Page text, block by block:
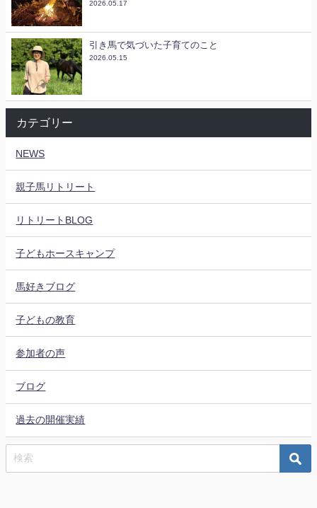
2026.05.17
引き馬で気づいた子育てのこと
2026.05.15
カテゴリー
NEWS
親子馬リトリート
リトリートBLOG
子どもホースキャンプ
馬好きブログ
子どもの教育
参加者の声
ブログ
過去の開催実績